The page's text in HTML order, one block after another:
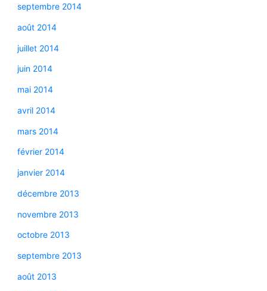
septembre 2014
août 2014
juillet 2014
juin 2014
mai 2014
avril 2014
mars 2014
février 2014
janvier 2014
décembre 2013
novembre 2013
octobre 2013
septembre 2013
août 2013